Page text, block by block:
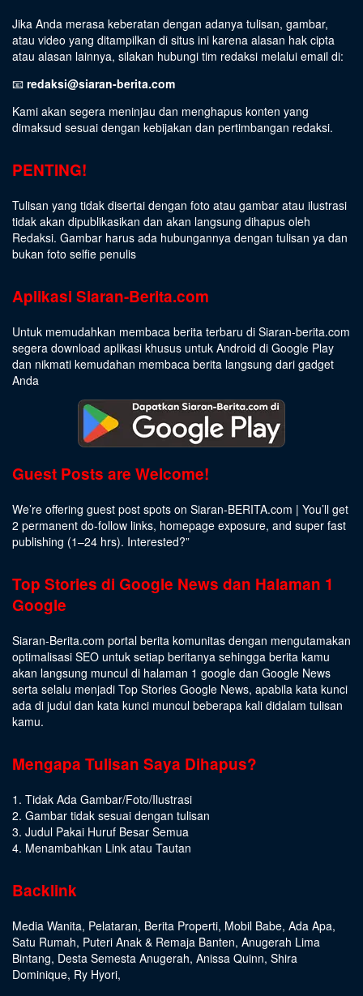
Jika Anda merasa keberatan dengan adanya tulisan, gambar,
atau video yang ditampilkan di situs ini karena alasan hak cipta
atau alasan lainnya, silakan hubungi tim redaksi melalui email di:
📧 redaksi@siaran-berita.com
Kami akan segera meninjau dan menghapus konten yang
dimaksud sesuai dengan kebijakan dan pertimbangan redaksi.
PENTING!
Tulisan yang tidak disertai dengan foto atau gambar atau ilustrasi
tidak akan dipublikasikan dan akan langsung dihapus oleh
Redaksi. Gambar harus ada hubungannya dengan tulisan ya dan
bukan foto selfie penulis
Aplikasi Siaran-Berita.com
Untuk memudahkan membaca berita terbaru di Siaran-berita.com
segera download aplikasi khusus untuk Android di Google Play
dan nikmati kemudahan membaca berita langsung dari gadget
Anda
Guest Posts are Welcome!
We’re offering guest post spots on Siaran-BERITA.com | You’ll get
2 permanent do-follow links, homepage exposure, and super fast
publishing (1–24 hrs). Interested?”
Top Stories di Google News dan Halaman 1
Google
Siaran-Berita.com portal berita komunitas dengan mengutamakan
optimalisasi SEO untuk setiap beritanya sehingga berita kamu
akan langsung muncul di halaman 1 google dan Google News
serta selalu menjadi Top Stories Google News, apabila kata kunci
ada di judul dan kata kunci muncul beberapa kali didalam tulisan
kamu.
Mengapa Tulisan Saya Dihapus?
1. Tidak Ada Gambar/Foto/Ilustrasi
2. Gambar tidak sesuai dengan tulisan
3. Judul Pakai Huruf Besar Semua
4. Menambahkan Link atau Tautan
Backlink
Media Wanita, Pelataran, Berita Properti, Mobil Babe, Ada Apa,
Satu Rumah, Puteri Anak & Remaja Banten, Anugerah Lima
Bintang, Desta Semesta Anugerah, Anissa Quinn, Shira
Dominique, Ry Hyori,